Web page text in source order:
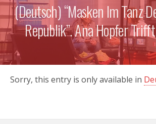
(Deutsch) “Masken Im Tanz
Republik”. Ana Hopfer
Sorry, this entry is only available in